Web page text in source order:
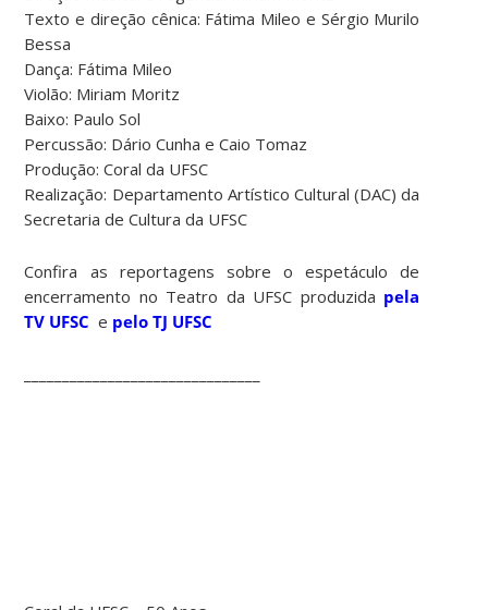
Texto e direção cênica: Fátima Mileo e Sérgio Murilo
Bessa
Dança: Fátima Mileo
Violão: Miriam Moritz
Baixo: Paulo Sol
Percussão: Dário Cunha e Caio Tomaz
Produção: Coral da UFSC
Realização: Departamento Artístico Cultural (DAC) da
Secretaria de Cultura da UFSC
Confira as reportagens sobre o espetáculo de
encerramento no Teatro da UFSC produzida pela
TV UFSC e pelo TJ UFSC